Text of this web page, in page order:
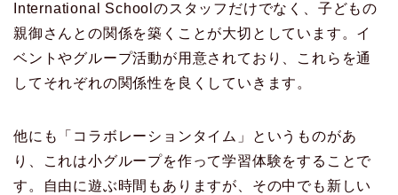
International Schoolのスタッフだけでなく、子どもの
親御さんとの関係を築くことが大切としています。イ
ベントやグループ活動が用意されており、これらを通
してそれぞれの関係性を良くしていきます。
他にも「コラボレーションタイム」というものがあ
り、これは小グループを作って学習体験をすることで
す。自由に遊ぶ時間もありますが、その中でも新しい